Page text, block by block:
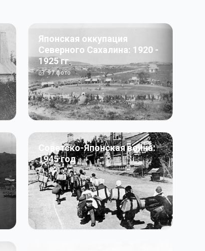
Японская оккупация
Северного Сахалина: 1920 -
1925 гг
97фото
Советско-Японская война:
1945 год
50фото